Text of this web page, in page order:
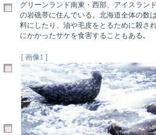
グリーンランド南東・西部、アイスラン
の岩礁帯に住んでいる。北海道全体の数
料にしたり、油や毛皮をとるために殺さ
にかかったサケを食害することもある。
[ 画像1 ]